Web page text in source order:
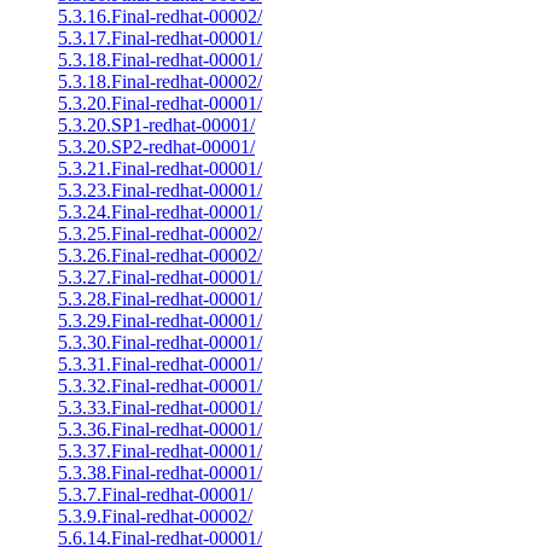
5.3.16.Final-redhat-00002/
5.3.17.Final-redhat-00001/
5.3.18.Final-redhat-00001/
5.3.18.Final-redhat-00002/
5.3.20.Final-redhat-00001/
5.3.20.SP1-redhat-00001/
5.3.20.SP2-redhat-00001/
5.3.21.Final-redhat-00001/
5.3.23.Final-redhat-00001/
5.3.24.Final-redhat-00001/
5.3.25.Final-redhat-00002/
5.3.26.Final-redhat-00002/
5.3.27.Final-redhat-00001/
5.3.28.Final-redhat-00001/
5.3.29.Final-redhat-00001/
5.3.30.Final-redhat-00001/
5.3.31.Final-redhat-00001/
5.3.32.Final-redhat-00001/
5.3.33.Final-redhat-00001/
5.3.36.Final-redhat-00001/
5.3.37.Final-redhat-00001/
5.3.38.Final-redhat-00001/
5.3.7.Final-redhat-00001/
5.3.9.Final-redhat-00002/
5.6.14.Final-redhat-00001/